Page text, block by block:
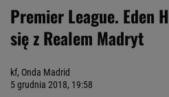
Premier League. Eden
się z Realem Madryt
kf, Onda Madrid
5 grudnia 2018, 19:58